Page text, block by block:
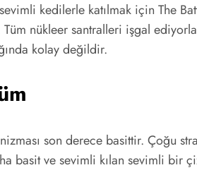
kedilerle katılmak için The
nükleer santralleri işgal
kolay değildir.
son derece basittir. Çoğu
basit ve sevimli kılan sevimli bir